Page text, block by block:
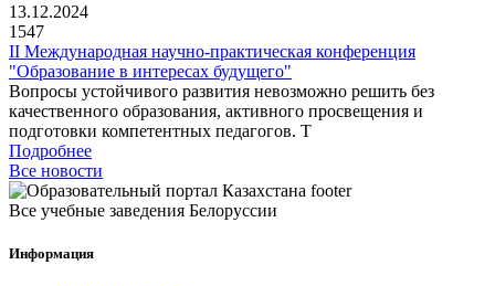
13.12.2024
1547
II Международная научно-практическая конференция
"Образование в интересах будущего"
Вопросы устойчивого развития невозможно решить без
качественного образования, активного просвещения и
подготовки компетентных педагогов. Т
Подробнее
Все новости
Все учебные заведения Белоруссии
Информация